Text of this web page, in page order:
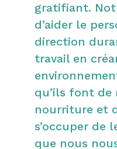
gratifiant.
d’aider le
direction
travail en
qu’ils font de
nourriture et
s’occuper de
que nous